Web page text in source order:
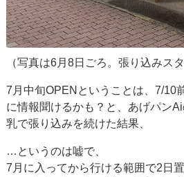
（写真は6月8日ごろ。張り込みス
7月中旬OPENということは、7/10
に情報聞けるかも？と、あげパン
乳で張り込みを続けた結果、
…というのは嘘で、
7月に入ってから行ける範囲で2日